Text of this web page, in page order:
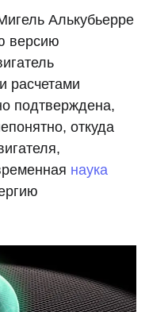
Алькубьерре
версию
расчетами
подтверждена,
откуда
наука